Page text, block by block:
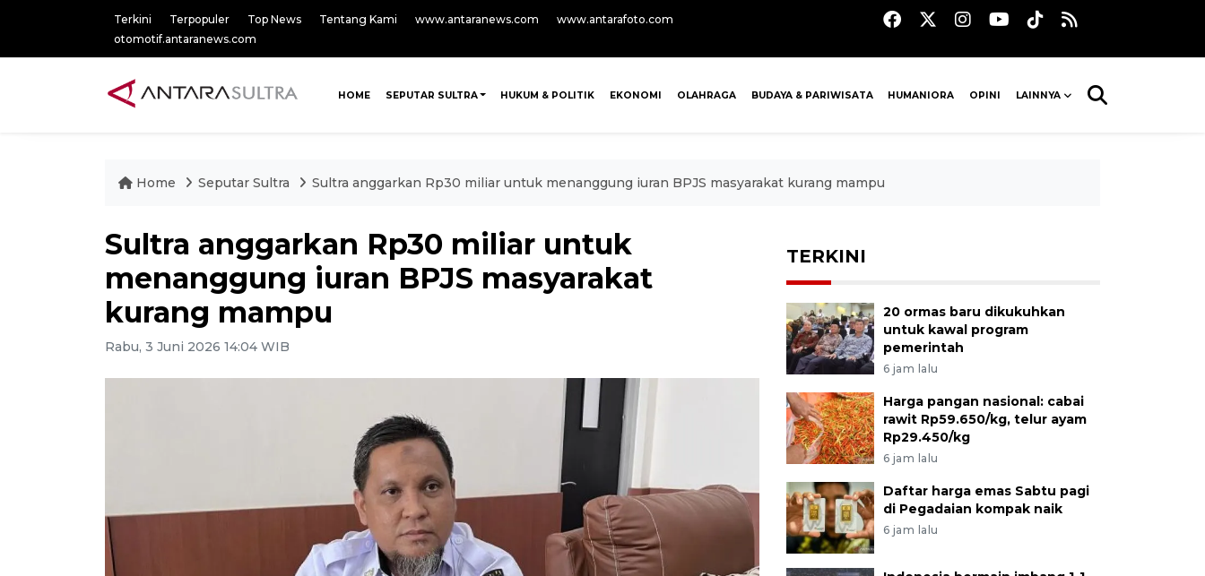
Terkini Terpopuler Top News Tentang Kami www.antaranews.com
www.antarafoto.com
otomotif.antaranews.com
HOME SEPUTAR SULTRA HUKUM & POLITIK EKONOMI OLAHRAGA BUDAYA & PARIWISATA HUMANIORA OPINI LAINNYA
Home Seputar Sultra Sultra anggarkan Rp30 miliar untuk menanggung iuran BPJS masyarakat kurang mampu
Sultra anggarkan Rp30 miliar untuk
menanggung iuran BPJS masyarakat
kurang mampu
Rabu, 3 Juni 2026 14:04 WIB
TERKINI
20 ormas baru dikukuhkan
untuk kawal program
pemerintah
6 jam lalu
Harga pangan nasional: cabai
rawit Rp59.650/kg, telur ayam
Rp29.450/kg
6 jam lalu
Daftar harga emas Sabtu pagi
di Pegadaian kompak naik
6 jam lalu